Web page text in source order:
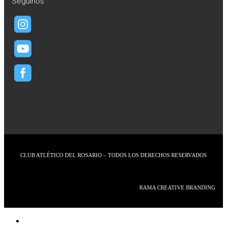
CLUB ATLÉTICO DEL ROSARIO – TODOS LOS DERECHOS RESERVADOS
RAMA CREATIVE BRANDING